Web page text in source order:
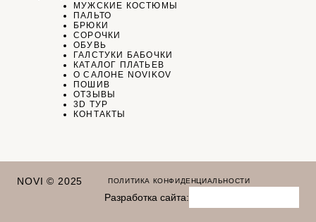
МУЖСКИЕ КОСТЮМЫ
ПАЛЬТО
БРЮКИ
СОРОЧКИ
ОБУВЬ
ГАЛСТУКИ БАБОЧКИ
КАТАЛОГ ПЛАТЬЕВ
О САЛОНЕ NOVIKOV
ПОШИВ
ОТЗЫВЫ
3D ТУР
КОНТАКТЫ
NOVI © 2025 ПОЛИТИКА КОНФИДЕНЦИАЛЬНОСТИ
Разработка сайта: